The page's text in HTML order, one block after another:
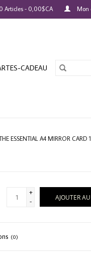
0 Articles - 0,00$CA Mon
CADEAU
ESSENTIAL A4 MIRROR CARD
+
-
AJOUTER
(0)